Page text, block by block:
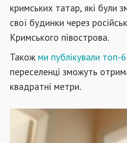
кримських татар, які були
свої будинки через
Кримського півострова.
Також ми публікували топ-
переселенці зможуть
квадратні метри.